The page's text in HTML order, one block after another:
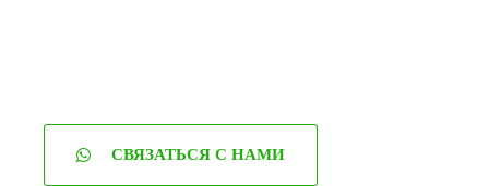
СВЯЗАТЬСЯ С НАМИ